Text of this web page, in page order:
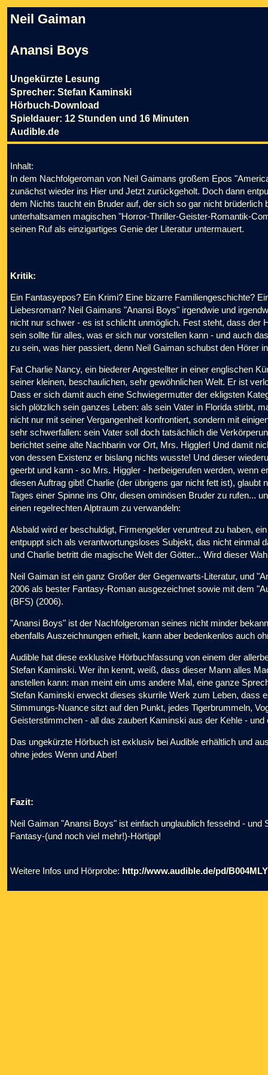
Neil Gaiman
Anansi Boys
Ungekürzte Lesung
Sprecher: Stefan Kaminski
Hörbuch-Download
Spieldauer: 12 Stunden und 16 Minuten
Audible.de
Inhalt:
In dem Nachfolgeroman von Neil Gaimans großem Epos
zunächst wieder ins Hier und Jetzt zurückgeholt. Doch dann
dem Nichts taucht ein Bruder auf, der sich so gar nicht
unterhaltsamen magischen "Horror-Thriller-Geister-Romantik-
seinen Ruf als einzigartiges Genie der Literatur untermauert.
Kritik:
Ein Fantasyepos? Ein Krimi? Eine bizarre Familiengeschichte?
Liebesroman? Neil Gaimans "Anansi Boys" irgendwie und
nicht nur schwer - es ist schlicht unmöglich. Fest steht, dass der
sein sollte für alles, was er sich nur vorstellen kann - und auch
zu sein, was hier passiert, denn Neil Gaiman schubst den Hörer
Fat Charlie Nancy, ein biederer Angestellter in einer englischen
seiner kleinen, beschaulichen, sehr gewöhnlichen Welt. Er ist
Dass er sich damit auch eine Schwiegermutter der ekligsten
sich plötzlich sein ganzes Leben: als sein Vater in Florida stirbt,
nicht nur mit seiner Vergangenheit konfrontiert, sondern mit
sehr schwerfallen: sein Vater soll doch tatsächlich die
berichtet seine alte Nachbarin vor Ort, Mrs. Higgler! Und damit
von dessen Existenz er bislang nichts wusste! Und dieser
geerbt und kann - so Mrs. Higgler - herbeigerufen werden, wenn
diesen Auftrag gibt! Charlie (der übrigens gar nicht fett ist),
Tages einer Spinne ins Ohr, diesen ominösen Bruder zu rufen...
einen regelrechten Alptraum zu verwandeln:
Alsbald wird er beschuldigt, Firmengelder veruntreut zu haben,
entpuppt sich als verantwortungsloses Subjekt, das nicht einmal
und Charlie betritt die magische Welt der Götter... Wird dieser
Neil Gaiman ist ein ganz Großer der Gegenwarts-Literatur, und
2006 als bester Fantasy-Roman ausgezeichnet sowie mit dem
(BFS) (2006).
"Anansi Boys" ist der Nachfolgeroman seines nicht minder
ebenfalls Auszeichnungen erhielt, kann aber bedenkenlos auch
Audible hat diese exklusive Hörbuchfassung von einem der
Stefan Kaminski. Wer ihn kennt, weiß, dass dieser Mann alles
anstellen kann: man meint ein ums andere Mal, eine ganze
Stefan Kaminski erweckt dieses skurrile Werk zum Leben, dass
Stimmungs-Nuance sitzt auf den Punkt, jedes Tigerbrummeln,
Geisterstimmchen - all das zaubert Kaminski aus der Kehle -
Das ungekürzte Hörbuch ist exklusiv bei Audible erhältlich und
ohne jedes Wenn und Aber!
Fazit:
Neil Gaiman "Anansi Boys" ist einfach unglaublich fesselnd -
Fantasy-(und noch viel mehr!)-Hörtipp!
Weitere Infos und Hörprobe: http://www.audible.de/pd/